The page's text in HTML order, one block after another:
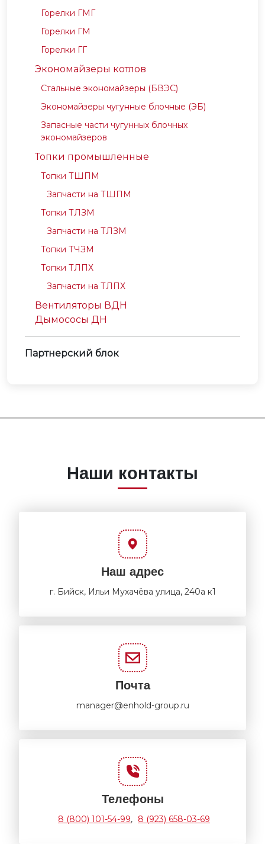
Горелки ГМГ
Горелки ГМ
Горелки ГГ
Экономайзеры котлов
Стальные экономайзеры (БВЭС)
Экономайзеры чугунные блочные (ЭБ)
Запасные части чугунных блочных
экономайзеров
Топки промышленные
Топки ТШПМ
Запчасти на ТШПМ
Топки ТЛЗМ
Запчасти на ТЛЗМ
Топки ТЧЗМ
Топки ТЛПХ
Запчасти на ТЛПХ
Вентиляторы ВДН
Дымососы ДН
Партнерский блок
Наши контакты
Наш адрес
г. Бийск, Ильи Мухачёва улица, 240а к1
Почта
manager@enhold-group.ru
Телефоны
8 (800) 101-54-99, 8 (923) 658-03-69